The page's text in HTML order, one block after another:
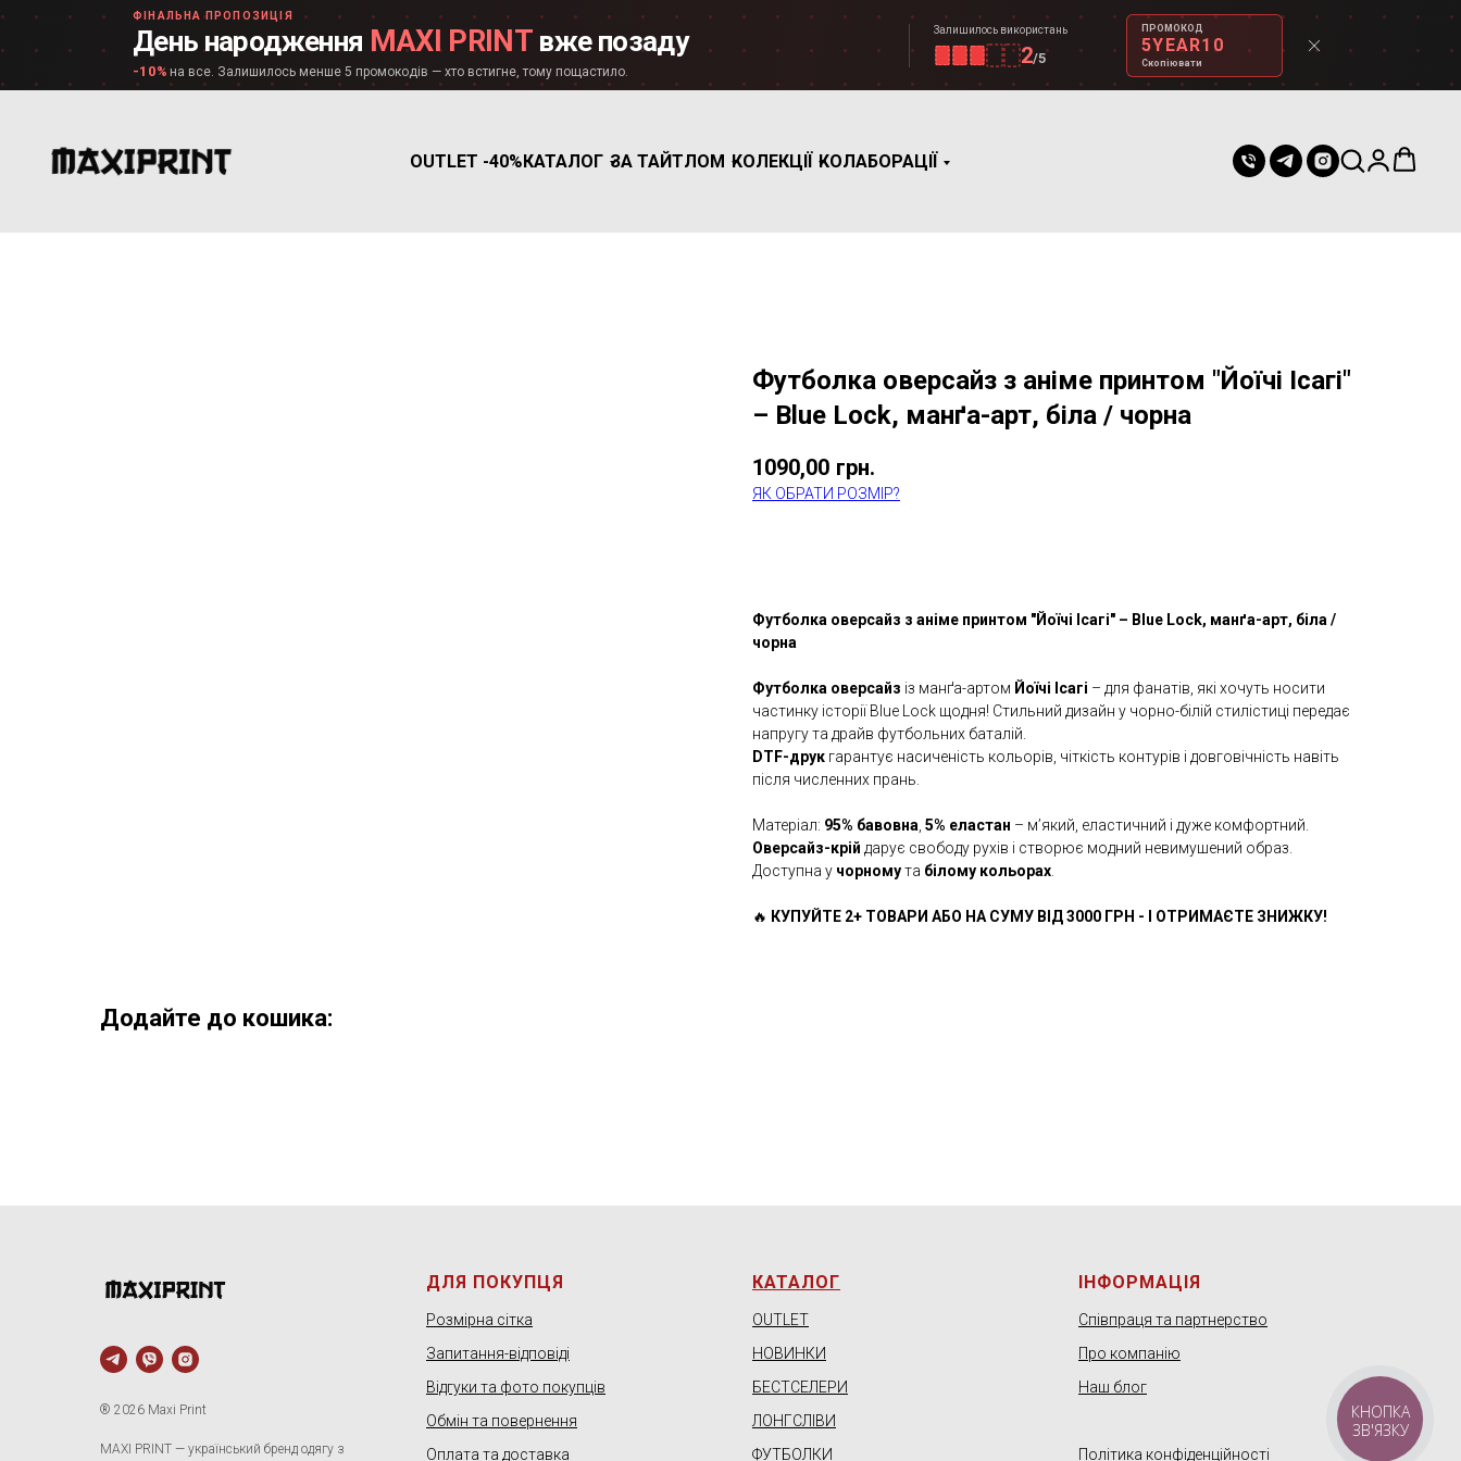
ФІНАЛЬНА ПРОПОЗИЦІЯ
День народження MAXI PRINT вже позаду
-10% на все. Залишилось менше 5 промокодів — хто встигне, тому пощастило.
Залишилось використань
2/5
ПРОМОКОД
5YEAR10
Скопіювати
OUTLET -40%КАТАЛОГ ЗА ТАЙТЛОМ КОЛЕКЦІЇ КОЛАБОРАЦІЇ
Футболка оверсайз з аніме принтом "Йоїчі Ісагі"
– Blue Lock, манґа-арт, біла / чорна
1090,00 грн.
ЯК ОБРАТИ РОЗМІР?
Футболка оверсайз з аніме принтом "Йоїчі Ісагі" – Blue Lock, манґа-арт, біла /
чорна
Футболка оверсайз із манґа-артом Йоїчі Ісагі – для фанатів, які хочуть носити
частинку історії Blue Lock щодня! Стильний дизайн у чорно-білій стилістиці передає
напругу та драйв футбольних баталій.
DTF-друк гарантує насиченість кольорів, чіткість контурів і довговічність навіть
після численних прань.
Матеріал: 95% бавовна 5% еластан – м’який, еластичний і дуже комфортний.
Оверсайз-крій дарує свободу рухів і створює модний невимушений образ.
Доступна у чорномута білому кольорах
🔥 КУПУЙТЕ 2+ ТОВАРИ АБО НА СУМУ ВІД 3000 ГРН - І ОТРИМАЄТЕ ЗНИЖКУ!
Додайте до кошика:
® 2026 Maxi Print
MAXI PRINT — український бренд одягу з
ДЛЯ ПОКУПЦЯ
Розмірна сітка
Запитання-відповіді
Відгуки та фото покупців
Обмін та повернення
Оплата та доставка
КАТАЛОГ
OUTLET
НОВИНКИ
БЕСТСЕЛЕРИ
ЛОНГСЛІВИ
ФУТБОЛКИ
ІНФОРМАЦІЯ
Співпраця та партнерство
Про компанію
Наш блог
Політика конфіденційності
КНОПКА
ЗВ'ЯЗКУ